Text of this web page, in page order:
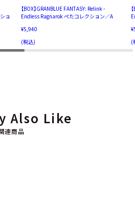
ョ
【BOX】GRANBLUE FANTASY: Relink -
Endless Ragnarok ぺたコレクション／A
¥5,940
(税込)
(
連商品
Also Like